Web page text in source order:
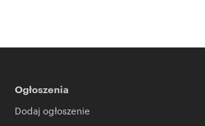
Ogłoszenia
Dodaj ogłoszenie